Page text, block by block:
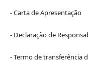
- Carta de Apresentação
- Declaração de
- Termo de transferência